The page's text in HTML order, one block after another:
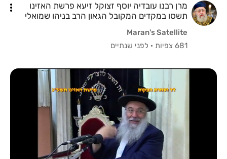
מרן רבנו עובדיה יוסף זצוקל זיעא פרשת האזינו
תשסו במקדים המקובל הגאון הרב בניהו שמואלי
Maran's Satellite
681 צפיות
· לפני שנתיים